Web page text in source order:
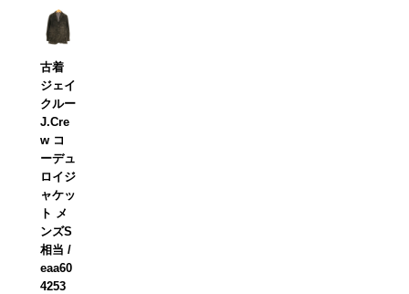
古着
ジェイ
クルー
J.Cre
w コ
ーデュ
ロイジ
ャケッ
ト メ
ンズS
相当 /
eaa60
4253